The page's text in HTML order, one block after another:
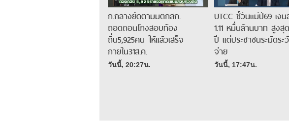
ก.กลางยึดตามมติกสถ.
ถอดถอนโกงสอบท้อง
ถิ่น5,925คน ให้แล้วเสร็จ
ภายใน31ส.ค.
วันนี้, 20:27น.
UTCC ชี้วันแม่ปี69 เงิ
1.11 หมื่นล้านบาท สูงสุ
ปี แต่ประชาชนระมัดระ
จ่าย
วันนี้, 17:47น.